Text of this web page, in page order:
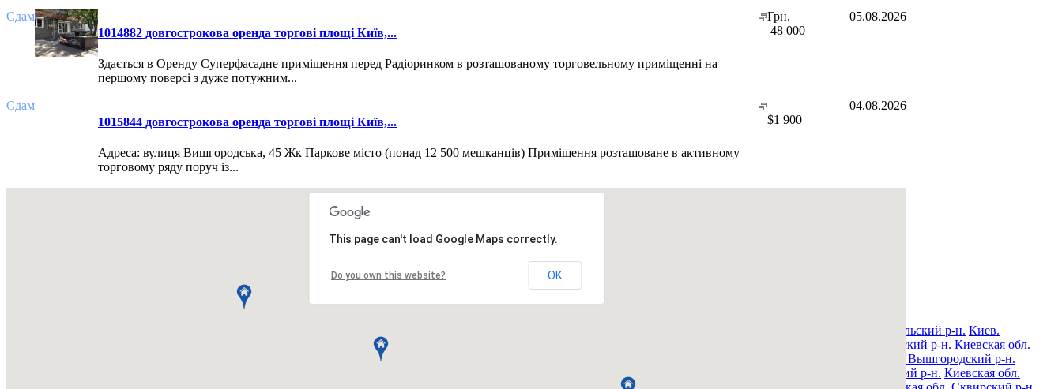
Сдам
1014882 довгострокова оренда торгові площі Київ,...
Здається в Оренду Суперфасадне приміщення перед Радіоринком в розташованому торговельному приміщенні на
першому поверсі з дуже потужним...
Грн.
48 000
05.08.2026
Сдам
1015844 довгострокова оренда торгові площі Київ,...
Адреса: вулиця Вишгородська, 45 Жк Паркове місто (понад 12 500 мешканців) Приміщення розташоване в активному
торговому ряду поруч із...
$1 900
04.08.2026
This page can't load Google Maps correctly.
Do you own this website? OK
Добавить в закладки
Обратная связь
Киев. Подольский р-н. Киев.
Киев. Шевченковский р-н. Киевская обл. Богуславский р-н. Киевская обл.
Киевская обл. Броварской р-н.
Киевская обл. Вышгородский р-н.
Киевская обл. Макаровский р-н. Киевская обл.